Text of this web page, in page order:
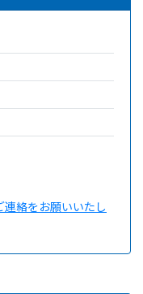
絡をお願いいたし